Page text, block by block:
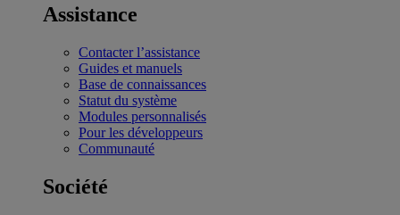
Assistance
Contacter l’assistance
Guides et manuels
Base de connaissances
Statut du système
Modules personnalisés
Pour les développeurs
Communauté
Société